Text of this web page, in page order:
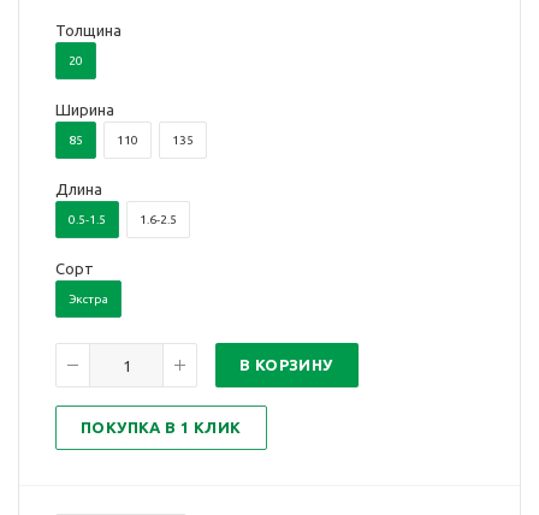
Толщина
20
Ширина
85 110 135
Длина
0.5-1.5 1.6-2.5
Сорт
Экстра
В КОРЗИНУ
ПОКУПКА В 1 КЛИК